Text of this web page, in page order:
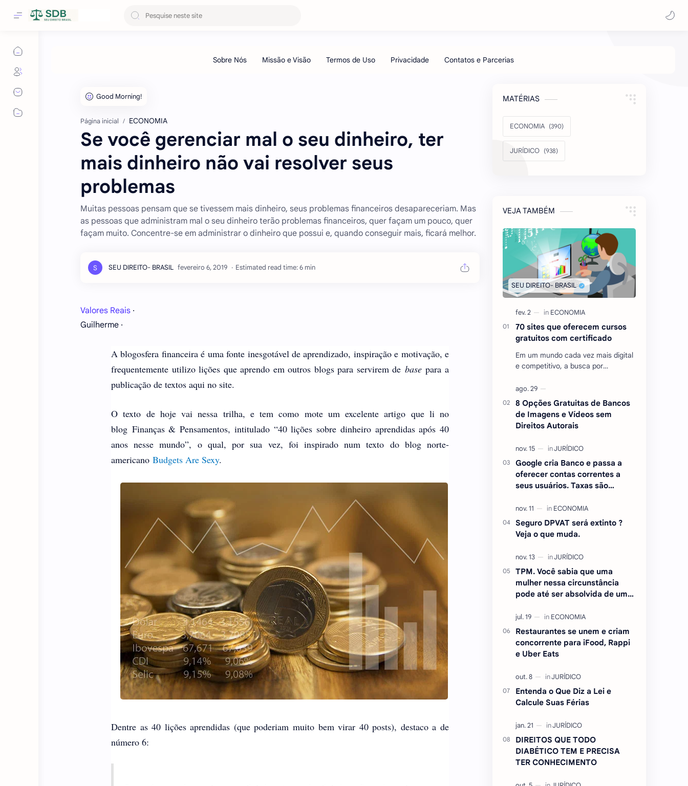
Página inicial ECONOMIA
Se você gerenciar mal o seu dinheiro, ter
mais dinheiro não vai resolver seus
problemas
Muitas pessoas pensam que se tivessem mais dinheiro, seus problemas financeiros desapareceriam. Mas
as pessoas que administram mal o seu dinheiro terão problemas financeiros, quer façam um pouco, quer
façam muito. Concentre-se em administrar o dinheiro que possui e, quando conseguir mais, ficará melhor.
Estimated read time: 6 min
Valores Reais ·
Guilherme ·
A blogosfera financeira é uma fonte inesgotável de aprendizado, inspiração e motivação, e
frequentemente utilizo lições que aprendo em outros blogs para servirem de basepara a
publicação de textos aqui no site.
O texto de hoje vai nessa trilha, e tem como mote um excelente artigo que li no
blog Finanças & Pensamentos, intitulado “40 lições sobre dinheiro aprendidas após 40
anos nesse mundo”, o qual, por sua vez, foi inspirado num texto do blog norte-
americano Budgets Are Sexy.
Dentre as 40 lições aprendidas (que poderiam muito bem virar 40 posts), destaco a de
número 6:
MATÉRIAS
ECONOMIA
JURÍDICO
VEJA TAMBÉM
70 sites que oferecem cursos
gratuitos com certificado
Em um mundo cada vez mais digital
e competitivo, a busca por
tornou-se essencial para quem
deseja se destacar no mercado …
8 Opções Gratuitas de Bancos
de Imagens e Vídeos sem
Direitos Autorais
Google cria Banco e passa a
oferecer contas correntes a
seus usuários. Taxas são
Seguro DPVAT será extinto ?
Veja o que muda.
TPM. Você sabia que uma
mulher nessa circunstância
pode até ser absolvida de um
Restaurantes se unem e criam
concorrente para iFood, Rappi
e Uber Eats
Entenda o Que Diz a Lei e
Calcule Suas Férias
DIREITOS QUE TODO
DIABÉTICO TEM E PRECISA
TER CONHECIMENTO